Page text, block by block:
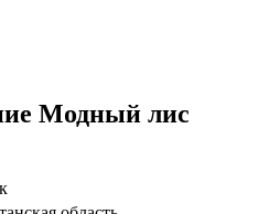
Модный лис